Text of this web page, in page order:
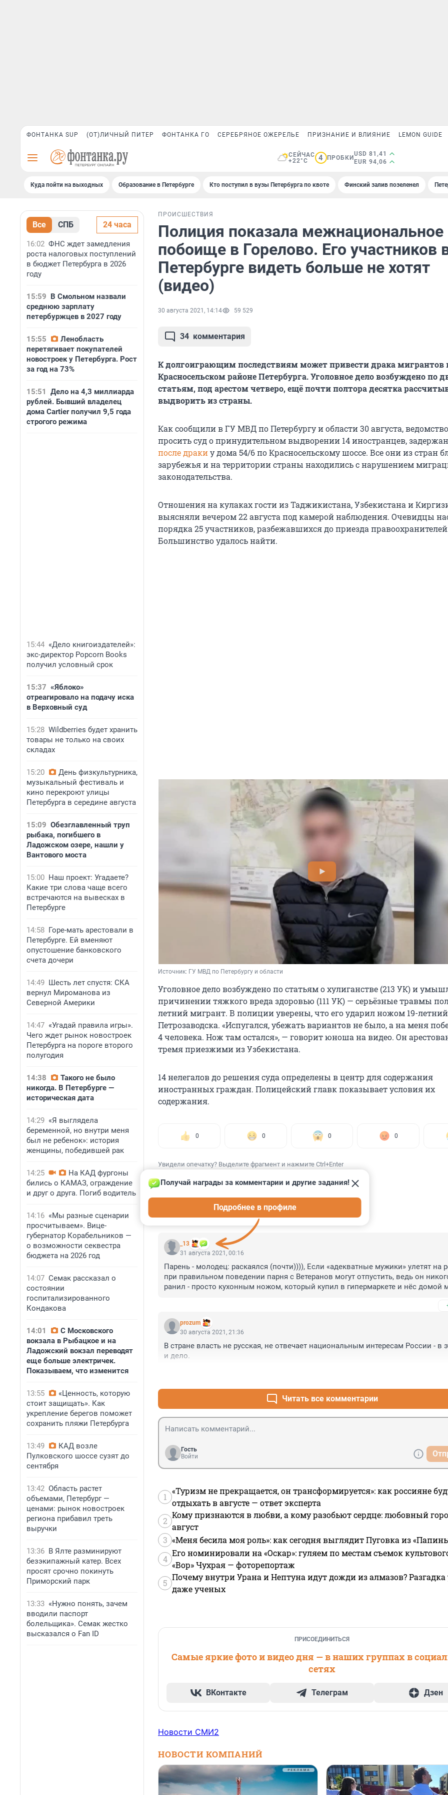
ФОНТАНКА SUP (ОТ)ЛИЧНЫЙ ПИТЕР ФОНТАНКА ГО СЕРЕБРЯНОЕ ОЖЕРЕЛЬЕ ПРИЗНАНИЕ И ВЛИЯНИЕ LEMON GUIDE
СЕЙЧАС
+22°C
4 ПРОБКИ
USD 81,41
EUR 94,06
Куда пойти на выходных Образование в Петербурге Кто поступил в вузы Петербурга по квоте Финский залив позеленел
Все СПБ 24 часа
16:02 ФНС ждет замедления
роста налоговых поступлений
в бюджет Петербурга в 2026
году
15:59 В Смольном назвали
среднюю зарплату
петербуржцев в 2027 году
15:55
Ленобласть
перетягивает покупателей
новостроек у Петербурга. Рост
за год на 73%
15:51
Дело на 4,3 миллиарда
рублей. Бывший владелец
дома Cartier получил 9,5 года
строгого режима
15:44 «Дело книгоиздателей»:
экс-директор Popcorn Books
получил условный срок
15:37 «Яблоко»
отреагировало на подачу иска
в Верховный суд
15:28 Wildberries будет хранить
товары не только на своих
складах
15:20
День физкультурника,
музыкальный фестиваль и
кино перекроют улицы
Петербурга в середине августа
15:09 Обезглавленный труп
рыбака, погибшего в
Ладожском озере, нашли у
Вантового моста
15:00 Наш проект: Угадаете?
Какие три слова чаще всего
встречаются на вывесках в
Петербурге
14:58 Горе-мать арестовали в
Петербурге. Ей вменяют
опустошение банковского
счета дочери
14:49 Шесть лет спустя: СКА
вернул Мироманова из
Северной Америки
14:47 «Угадай правила игры».
Чего ждет рынок новостроек
Петербурга на пороге второго
полугодия
14:38
Такого не было
никогда. В Петербурге —
историческая дата
14:29 «Я выглядела
беременной, но внутри меня
был не ребенок»: история
женщины, победившей рак
14:25
На КАД фургоны
бились о КАМАЗ, ограждение
и друг о друга. Погиб водитель
14:16 «Мы разные сценарии
просчитываем». Вице-
губернатор Корабельников —
о возможности секвестра
бюджета на 2026 год
14:07 Семак рассказал о
состоянии
госпитализированного
Кондакова
14:01
С Московского
вокзала в Рыбацкое и на
Ладожский вокзал переводят
еще больше электричек.
Показываем, что изменится
13:55
«Ценность, которую
стоит защищать». Как
укрепление берегов поможет
сохранить пляжи Петербурга
13:49
КАД возле
Пулковского шоссе сузят до
сентября
13:42 Область растет
объемами, Петербург —
ценами: рынок новостроек
региона прибавил треть
выручки
13:36 В Ялте разминируют
безэкипажный катер. Всех
просят срочно покинуть
Приморский парк
13:33 «Нужно понять, зачем
вводили паспорт
болельщика». Семак жестко
высказался о Fan ID
ПРОИСШЕСТВИЯ
Полиция показала межнациональное
побоище в Горелово. Его участников
Петербурге видеть больше не хотят
(видео)
30 августа 2021, 14:14 59 529
34 комментария
К долгоиграющим последствиям может привести драка мигрантов
Красносельском районе Петербурга. Уголовное дело возбуждено по
статьям, под арестом четверо, ещё почти полтора десятка
выдворить из страны.
Как сообщили в ГУ МВД по Петербургу и области 30 августа,
просить суд о принудительном выдворении 14 иностранцев,
после дракиу дома 54/6 по Красносельскому шоссе. Все они из стран
зарубежья и на территории страны находились с нарушением
законодательства.
Отношения на кулаках гости из Таджикистана, Узбекистана и
выясняли вечером 22 августа под камерой наблюдения. Очевидцы
порядка 25 участников, разбежавшихся до приезда
Большинство удалось найти.
Источник: ГУ МВД по Петербургу и области
Уголовное дело возбуждено по статьям о хулиганстве (213 УК) и
причинении тяжкого вреда здоровью (111 УК) — серьёзные травмы
летний мигрант. В полиции уверены, что его ударил ножом 19-
Петрозаводска. «Испугался, убежать вариантов не было, а на меня
4 человека. Нож там остался», — говорит юноша на видео. Он
тремя приезжими из Узбекистана.
14 нелегалов до решения суда определены в центр для содержания
иностранных граждан. Полицейский главк показывает условия их
содержания.
0 0 0 0
Увидели опечатку? Выделите фрагмент и нажмите Ctrl+Enter
КОММЕНТАРИИ 34
_13
Получай награды за комментарии и другие задания!
Подробнее в профиле
31 августа 2021, 00:16
Парень - молодец: раскаялся (почти)))), Если «адекватные мужики» улетят на
при правильном поведении парня с Ветеранов могут отпустить, ведь он
ранил - просто кухонным ножом, который купил в гипермаркете и нёс домой
prozum
30 августа 2021, 21:36
В стране власть не русская, не отвечает национальным интересам России - в
и дело.
Читать все комментарии
Гость
Войти
1
«Туризм не прекращается, он трансформируется»: как россияне
отдыхать в августе — ответ эксперта
2
Кому признаются в любви, а кому разобьют сердце: любовный
август
3 «Меня бесила моя роль»: как сегодня выглядит Пуговка из
4
Его номинировали на «Оскар»: гуляем по местам съемок
«Вор» Чухрая — фоторепортаж
5
Почему внутри Урана и Нептуна идут дожди из алмазов?
даже ученых
ПРИСОЕДИНИТЬСЯ
Самые яркие фото и видео дня — в наших группах в
сетях
ВКонтакте Телеграм Дзен
Новости СМИ2
НОВОСТИ КОМПАНИЙ